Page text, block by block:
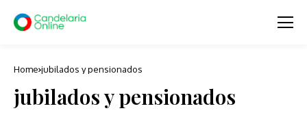
Home jubilados y pensionados
jubilados y pensionados